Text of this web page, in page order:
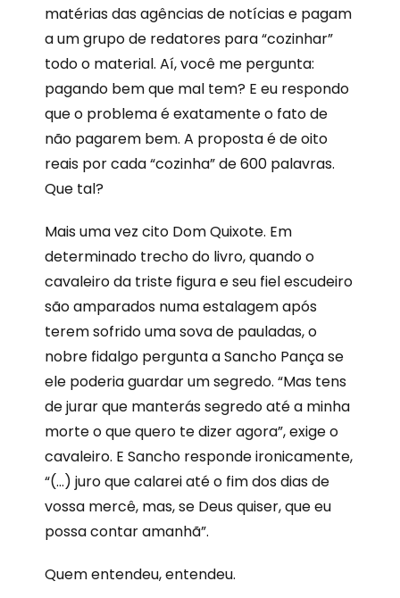
matérias das agências de notícias e pagam
a um grupo de redatores para “cozinhar”
todo o material. Aí, você me pergunta:
pagando bem que mal tem? E eu respondo
que o problema é exatamente o fato de
não pagarem bem. A proposta é de oito
reais por cada “cozinha” de 600 palavras.
Que tal?
Mais uma vez cito Dom Quixote. Em
determinado trecho do livro, quando o
cavaleiro da triste figura e seu fiel escudeiro
são amparados numa estalagem após
terem sofrido uma sova de pauladas, o
nobre fidalgo pergunta a Sancho Pança se
ele poderia guardar um segredo. “Mas tens
de jurar que manterás segredo até a minha
morte o que quero te dizer agora”, exige o
cavaleiro. E Sancho responde ironicamente,
“(…) juro que calarei até o fim dos dias de
vossa mercê, mas, se Deus quiser, que eu
possa contar amanhã”.
Quem entendeu, entendeu.